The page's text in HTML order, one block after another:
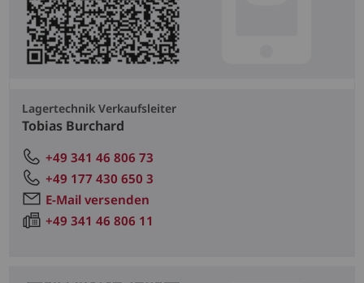
Lagertechnik Verkaufsleiter
Tobias Burchard
+49 341 46 806 73
+49 177 430 650 3
E-Mail versenden
+49 341 46 806 11